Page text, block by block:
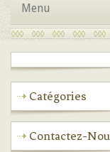
Menu
Catégories
Contactez-